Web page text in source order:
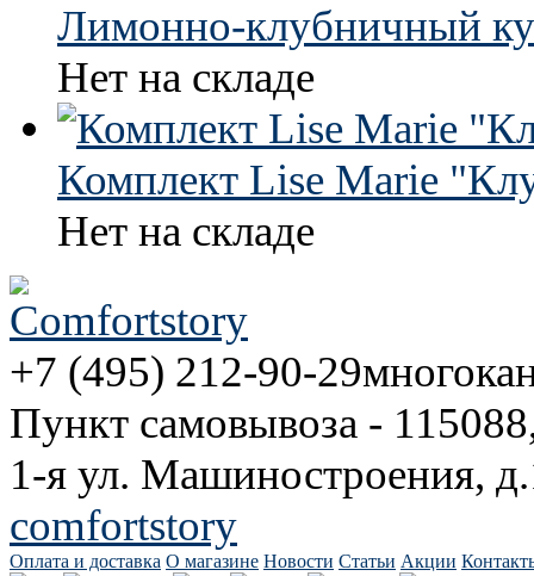
Лимонно-клубничный
Нет на складе
Комплект Lise Marie
Нет на складе
+7 (495) 212-90-29
Пункт самовывоза -
1-я ул. Машиностроения,
comfortstory
Оплата и доставка О магазине Новости Статьи Акции